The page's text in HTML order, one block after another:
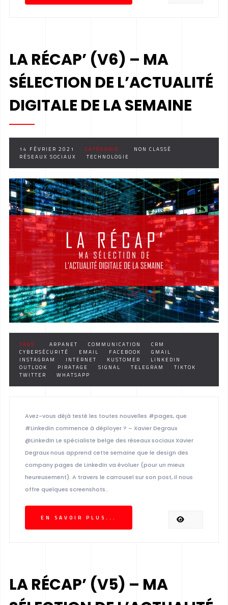
LA RÉCAP’ (V6) – MA
SÉLECTION DE L’ACTUALITÉ
DIGITALE DE LA SEMAINE
14 FÉVRIER 2021 CATÉGORIE :
NON CLASSÉ
RÉSEAUX SOCIAUX
TECHNOLOGIE
TAGS : ARPANET COMMUNICATION
CRM
CYBERSÉCURITÉ
EMAIL FACEBOOK
GMAIL
INSTAGRAM
INTERNET KUSTOMER
LINKEDIN
OUTLOOK
PIRATAGE SIGNAL TELEGRAM
TIKTOK
TWITTER
WHATSAPP
Avez-vous déjà testé les toutes nouvelles #pages, que
#Linkedin commence à déployer ? – Xavier Degraux
@LinkedIn Le spécialiste belge des réseaux sociaux Xavier
Degraux nous apprend cette semaine que le design des
company pages de LinkedIn va évoluer (pour un mieux
heureusement). A travers le carrousel sur son post, il nous
offre quelques screenshots..
EN SAVOIR PLUS...
LA RÉCAP’ (V5) – MA